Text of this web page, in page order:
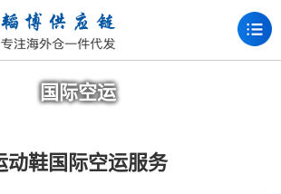
国际空运
动鞋国际空运服务